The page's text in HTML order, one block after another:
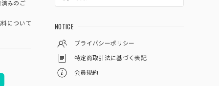
みのご
について NOTICE
プライバシーポリシー
特定商取引法に基づく表記
会員規約